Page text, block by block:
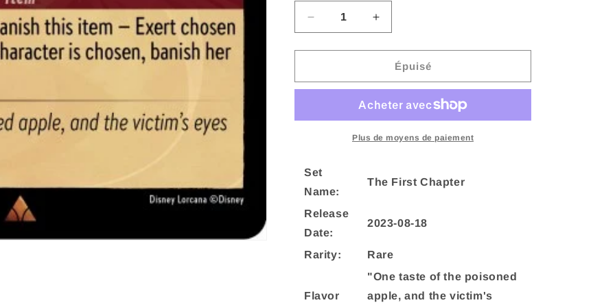
Réduire
la
quantité
Poisoned
(134/204)
[The
Augmenter
la
quantité
Poisoned
(134/204)
[The
First
Épuisé
Plus de moyens de paiement
Set
Name:
The First Chapter
Release
Date:
2023-08-18
Rarity: Rare
Flavor
"One taste of the poisoned
apple, and the victim's